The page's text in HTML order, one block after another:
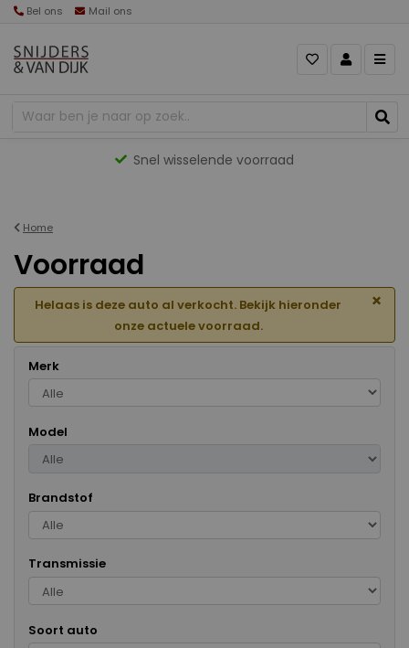
Bel ons Mail ons
Gevarieerd aanbod
Home
Voorraad
Helaas is deze auto al verkocht. Bekijk hieronder
onze actuele voorraad.
×
Merk
Model
Brandstof
Transmissie
Soort auto